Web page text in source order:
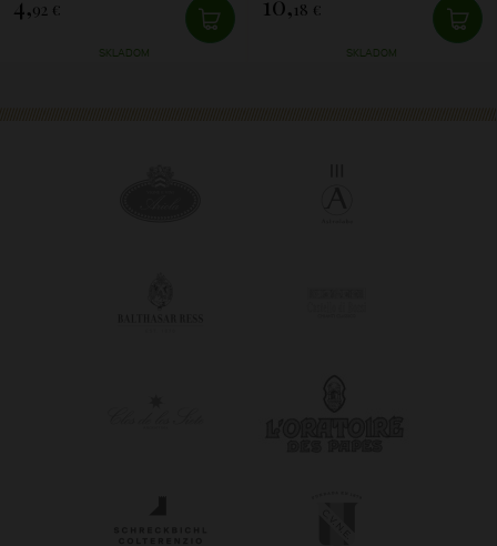
92 €
SKLADOM
18 €
SKLADOM